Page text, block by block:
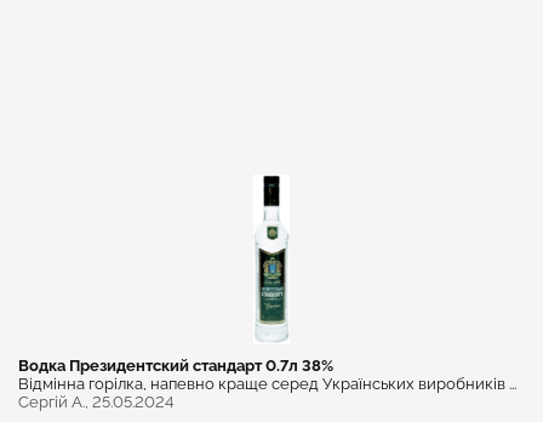
Водка Президентский стандарт 0.7л 38%
Відмінна горілка, напевно краще серед Українських виробників ...
Сергій А., 25.05.2024